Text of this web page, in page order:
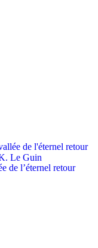
Le Guin
de l’éternel retour